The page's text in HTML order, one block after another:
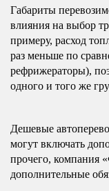
Габариты
влияния на выбор
примеру, расход
раз меньше по
рефрижераторы),
одного и того же
Дешевые
могут включать
прочего, компания
дополнительные